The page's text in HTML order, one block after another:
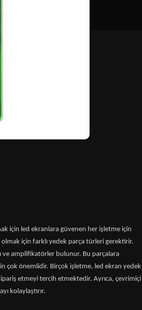
için led ekranlara güvenen her işletme için
için farklı yedek parça türleri gerektirir.
ve amplifikatörler bulunur. Bu parçalara
çok önemlidir. Birçok işletme, led ekran yedek
etmeyi tercih etmektedir. Ayrıca, çevrimiçi
kolaylaştırır.